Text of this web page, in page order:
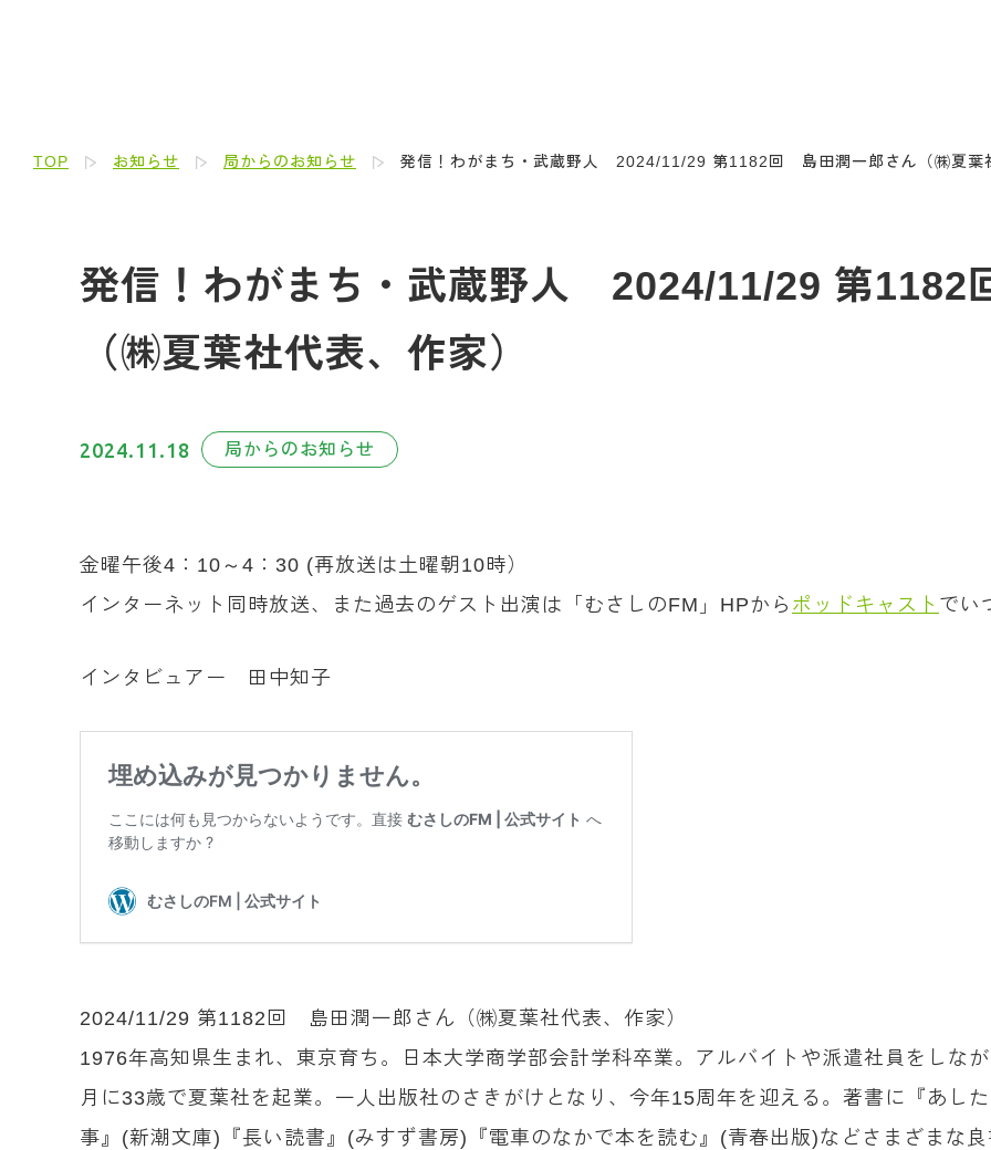
TOP お知らせ 局からのお知らせ 発信！わがまち・武蔵野人 2024/11/29 第1182回 島田潤一郎さん（㈱夏葉
発信！わがまち・武蔵野人 2024/11/29 第
（㈱夏葉社代表、作家）
2024.11.18 局からのお知らせ
金曜午後4：10～4：30 (再放送は土曜朝10時）
インターネット同時放送、また過去のゲスト出演は「むさしのFM」HPから ポッドキャスト でい
インタビュアー 田中知子
2024/11/29 第1182回 島田潤一郎さん（㈱夏葉社代表、作家）
1976年高知県生まれ、東京育ち。日本大学商学部会計学科卒業。アルバイトや派遣社員をしな
月に33歳で夏葉社を起業。一人出版社のさきがけとなり、今年15周年を迎える。著書に『あし
事』(新潮文庫)『長い読書』(みすず書房)『電車のなかで本を読む』(青春出版)などさまざまな